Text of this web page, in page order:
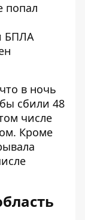
попал
БПЛА
в ночь
сбили 48
числе
Кроме